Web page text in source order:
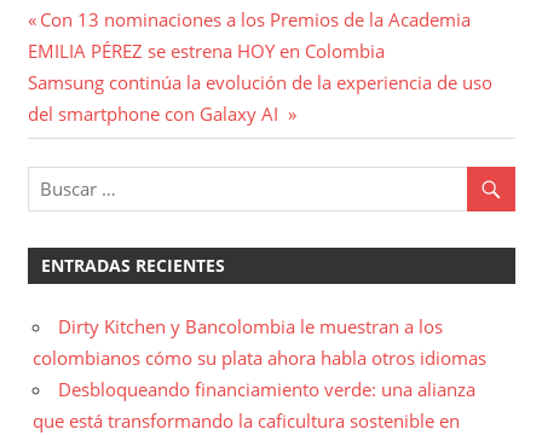
Navegación
de
entradas
Entrada
anterior:
Con 13 nominaciones a los Premios de la Academia
EMILIA PÉREZ se estrena HOY en Colombia
Entrada
siguiente:
Samsung continúa la evolución de la experiencia de uso
del smartphone con Galaxy AI
ENTRADAS RECIENTES
Dirty Kitchen y Bancolombia le muestran a los
colombianos cómo su plata ahora habla otros idiomas
Desbloqueando financiamiento verde: una alianza
que está transformando la caficultura sostenible en